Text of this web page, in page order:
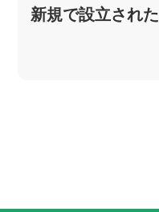
新規で設立された